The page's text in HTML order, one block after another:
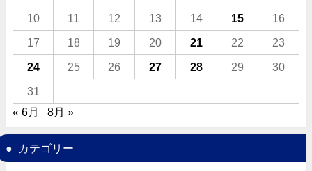
10 11 12 13 14 15 16
17 18 19 20 21 22 23
24 25 26 27 28 29 30
31
« 6月
8月 »
カテゴリー